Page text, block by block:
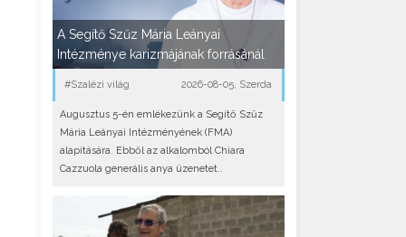
A Segítő Szűz Mária Leányai
Intézménye karizmájának forrásánál
#Szalézi világ 2026-08-05, Szerda
Augusztus 5-én emlékezünk a Segítő Szűz
Mária Leányai Intézményének (FMA)
alapítására. Ebből az alkalomból Chiara
Cazzuola generális anya üzenetet..